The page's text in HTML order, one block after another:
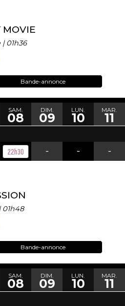
MOVIE
01h36
Bande-annonce
SAM.
08
DIM.
09
LUN.
10
MAR.
11
22h30 - - -
01h48
Bande-annonce
SAM.
08
DIM.
09
LUN.
10
MAR.
11